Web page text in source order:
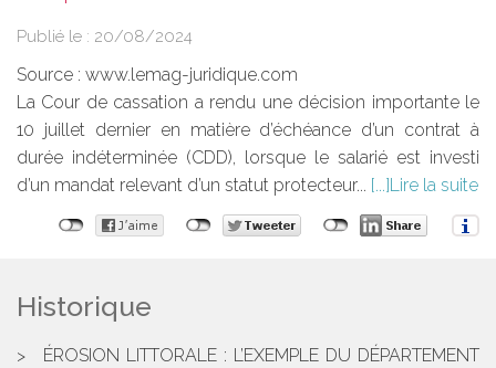
Publié le : 20/08/2024
Source : www.lemag-juridique.com
La Cour de cassation a rendu une décision importante le
10 juillet dernier en matière d’échéance d’un contrat à
durée indéterminée (CDD), lorsque le salarié est investi
d’un mandat relevant d’un statut protecteur...
Lire la suite
Historique
ÉROSION LITTORALE : L’EXEMPLE DU DÉPARTEMENT